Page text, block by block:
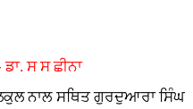
ਡਾ. ਸ ਸ ਛੀਨਾ
ਨਾਲ ਸਥਿਤ ਗੁਰਦੁਆਰਾ ਸਿੰਘ